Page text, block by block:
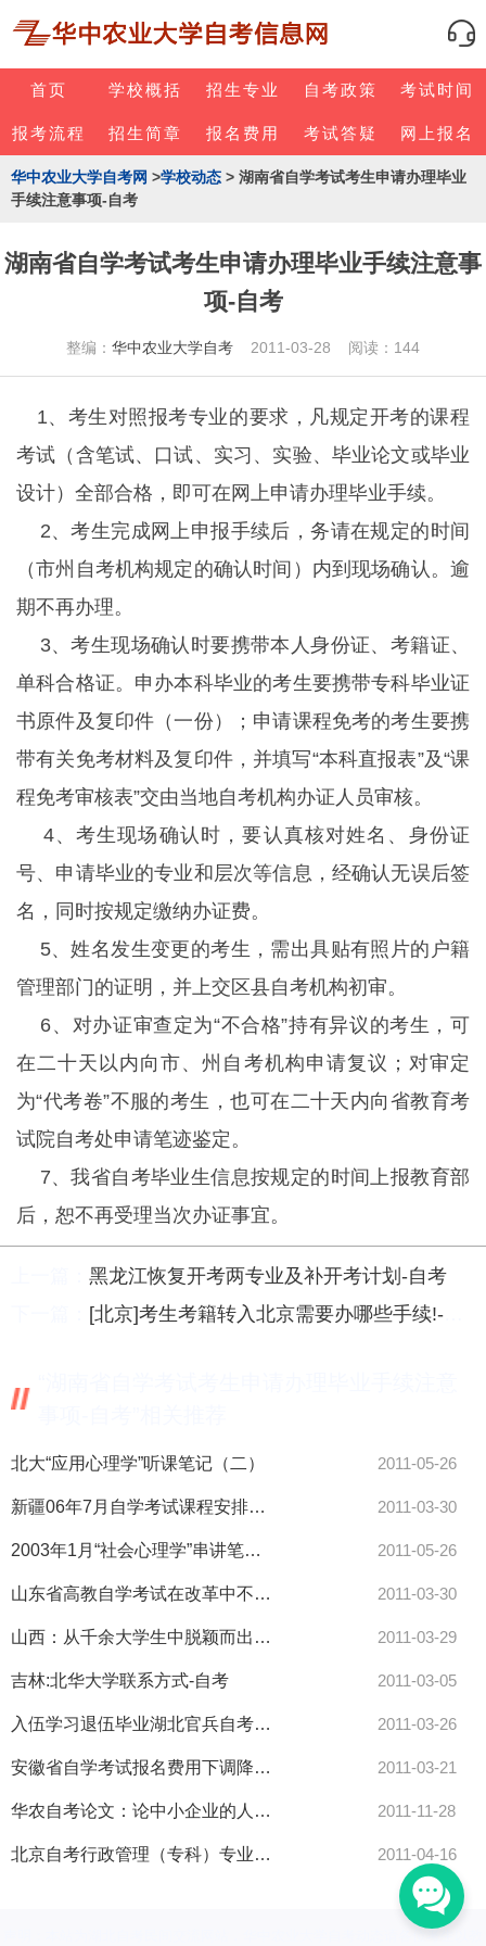
首页 学校概括 招生专业 自考政策 考试时间
报考流程 招生简章 报名费用 考试答疑 网上报名
华中农业大学自考网 >学校动态 > 湖南省自学考试考生申请办理毕业
手续注意事项-自考
湖南省自学考试考生申请办理毕业手续注意事
项-自考
整编： 华中农业大学自考 2011-03-28 阅读：144
1、考生对照报考专业的要求，凡规定开考的课程
考试（含笔试、口试、实习、实验、毕业论文或毕业
设计）全部合格，即可在网上申请办理毕业手续。
2、考生完成网上申报手续后，务请在规定的时间
（市州自考机构规定的确认时间）内到现场确认。逾
期不再办理。
3、考生现场确认时要携带本人身份证、考籍证、
单科合格证。申办本科毕业的考生要携带专科毕业证
书原件及复印件（一份）；申请课程免考的考生要携
带有关免考材料及复印件，并填写“本科直报表”及“课
程免考审核表”交由当地自考机构办证人员审核。
4、考生现场确认时，要认真核对姓名、身份证
号、申请毕业的专业和层次等信息，经确认无误后签
名，同时按规定缴纳办证费。
5、姓名发生变更的考生，需出具贴有照片的户籍
管理部门的证明，并上交区县自考机构初审。
6、对办证审查定为“不合格”持有异议的考生，可
在二十天以内向市、州自考机构申请复议；对审定
为“代考卷”不服的考生，也可在二十天内向省教育考
试院自考处申请笔迹鉴定。
7、我省自考毕业生信息按规定的时间上报教育部
后，恕不再受理当次办证事宜。
黑龙江恢复开考两专业及补开考计划-自考
[北京]考生考籍转入北京需要办哪些手续!-自考
北大“应用心理学”听课笔记（二） 2011-05-26
新疆06年7月自学考试课程安排汉文-自考 2011-03-30
2003年1月“社会心理学”串讲笔记（二） 2011-05-26
山东省高教自学考试在改革中不断发展-自考 2011-03-30
山西：从千余大学生中脱颖而出自考生面试村官得第一-自考 2011-03-29
吉林:北华大学联系方式-自考 2011-03-05
入伍学习退伍毕业湖北官兵自考充电忙-自考 2011-03-26
安徽省自学考试报名费用下调降至15元-自考 2011-03-21
华农自考论文：论中小企业的人力资源配置策略 2011-11-28
北京自考行政管理（专科）专业课程设置表-自考 2011-04-16